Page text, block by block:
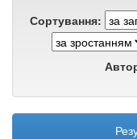
Сортування: